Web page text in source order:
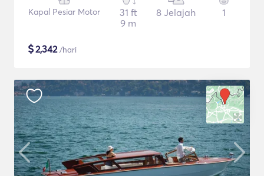
Kapal Pesiar Motor
31 ft
9 m
8 Jelajah 1
$2,342/hari